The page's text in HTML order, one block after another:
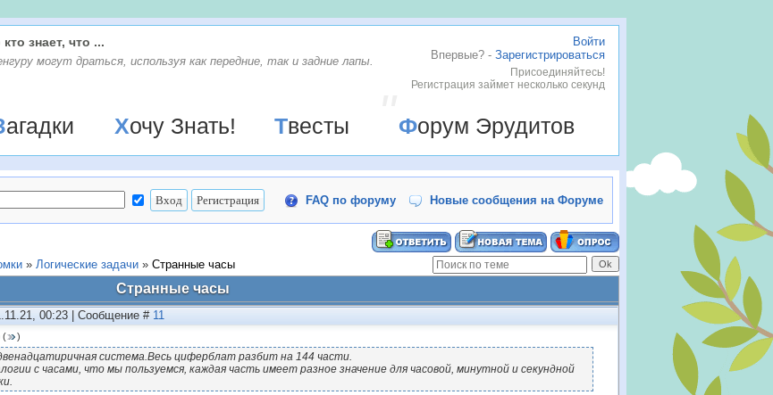
Войти
Впервые? - Зарегистрироваться
Присоединяйтесь!
Регистрация займет несколько секунд
знает, что ...
могут драться, используя как передние, так и задние лапы.
Загадки Хочу Знать! Твесты Форум Эрудитов
FAQ по форуму Новые сообщения на Форуме
» Логические задачи » Странные часы
Странные часы
00:23 | Сообщение # 11
( )
система.Весь циферблат разбит на 144 части.
с часами, что мы пользуемся, каждая часть имеет разное значение для часовой, минутной и секундной